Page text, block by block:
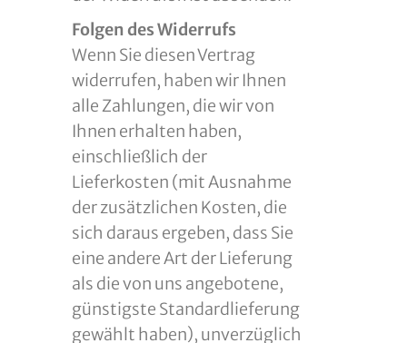
Folgen des Widerrufs
Wenn Sie diesen Vertrag
widerrufen, haben wir Ihnen
alle Zahlungen, die wir von
Ihnen erhalten haben,
einschließlich der
Lieferkosten (mit Ausnahme
der zusätzlichen Kosten, die
sich daraus ergeben, dass Sie
eine andere Art der Lieferung
als die von uns angebotene,
günstigste Standardlieferung
gewählt haben), unverzüglich